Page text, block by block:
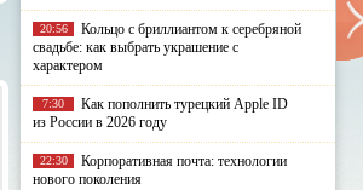
20:56
Кольцо с бриллиантом к серебряной
свадьбе: как выбрать украшение с
характером
7:30
Как пополнить турецкий Apple ID
из России в 2026 году
22:30
Корпоративная почта: технологии
нового поколения